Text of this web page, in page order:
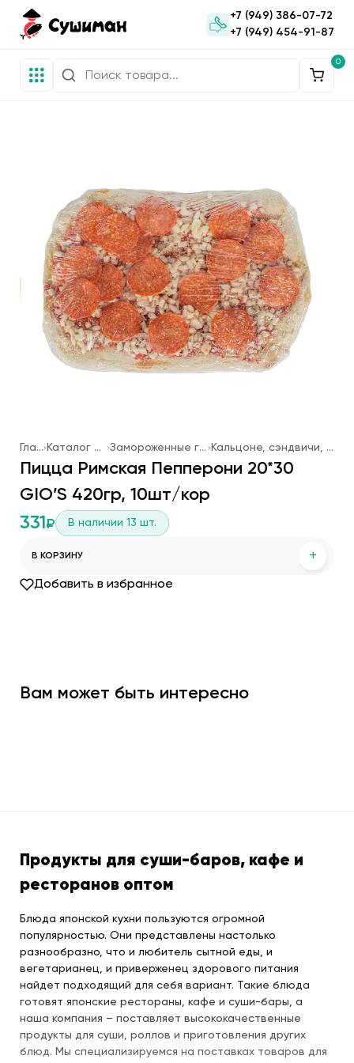
+7 (949) 386-07-72
+7 (949) 454-91-87
0
Главная Каталог продукции Замороженные готовые блюда Кальцоне, сэндвичи, основы для пиццы
Пицца Римская Пепперони 20*30
GIO’S 420гр, 10шт/кор
331 ₽ В наличии 13 шт.
В КОРЗИНУ +
Добавить в избранное
Вам может быть интересно
Продукты для суши-баров, кафе и
ресторанов оптом
Блюда японской кухни пользуются огромной
популярностью. Они представлены настолько
разнообразно, что и любитель сытной еды, и
вегетарианец, и приверженец здорового питания
найдет подходящий для себя вариант. Такие блюда
готовят японские рестораны, кафе и суши-бары, а
наша компания – поставляет высококачественные
продукты для суши, роллов и приготовления других
блюд. Мы специализируемся на поставках товаров для